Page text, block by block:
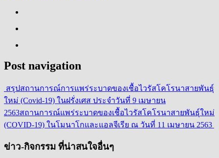
Post navigation
สรุปสถานการณ์การแพร่ระบาดของเชื้อไวรัสโคโรนาสายพันธุ์
ใหม่ (Covid-19) ในฝรั่งเศส ประจำวันที่ 9 เมษายน
2563สถานการณ์แพร่ระบาดของเชื้อไวรัสโคโรนาสายพันธุ์ใหม่
(COVID-19) ในโมนาโกและแอลจีเรีย ณ วันที่ 11 เมษายน 2563
ข่าว-กิจกรรม ที่น่าสนใจอื่นๆ